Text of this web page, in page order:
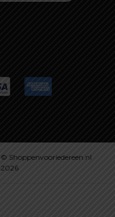
© Shoppenvooriedereen.nl
2026